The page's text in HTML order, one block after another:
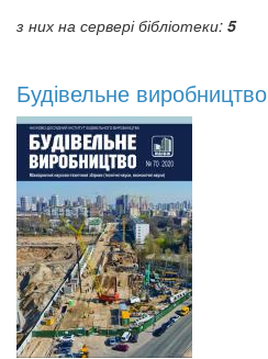
з них на сервері бібліотеки: 5
Будівельне виробництво